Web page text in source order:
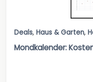
Deals, Haus & Garten,
Mondkalender: